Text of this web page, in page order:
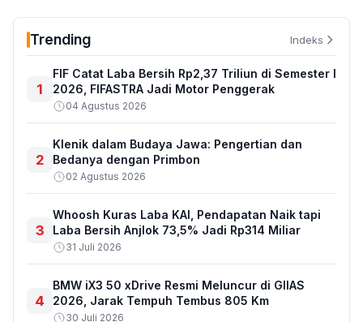
Trending Indeks
1
FIF Catat Laba Bersih Rp2,37 Triliun di Semester I
2026, FIFASTRA Jadi Motor Penggerak
04 Agustus 2026
2
Klenik dalam Budaya Jawa: Pengertian dan
Bedanya dengan Primbon
02 Agustus 2026
3
Whoosh Kuras Laba KAI, Pendapatan Naik tapi
Laba Bersih Anjlok 73,5% Jadi Rp314 Miliar
31 Juli 2026
4
BMW iX3 50 xDrive Resmi Meluncur di GIIAS
2026, Jarak Tempuh Tembus 805 Km
30 Juli 2026